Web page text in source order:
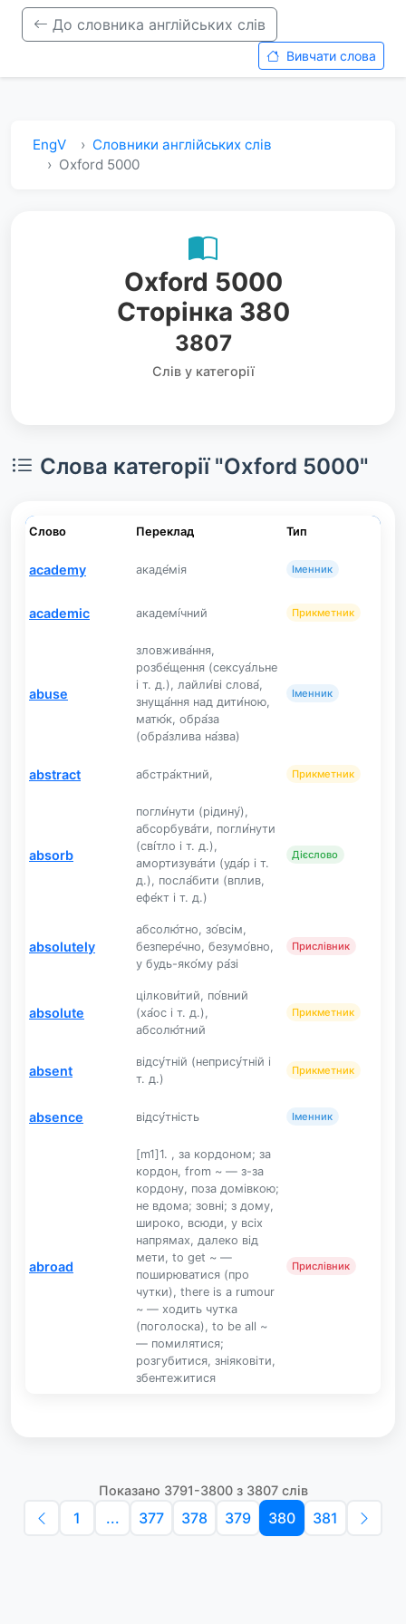
До словника англійських слів
Вивчати слова
EngV
Словники англійських слів
Oxford 5000
Oxford 5000
Сторінка 380
3807
Слів у категорії
Слова категорії "Oxford 5000"
Слово Переклад Тип
academy акаде́мія Іменник
academic академі́чний Прикметник
abuse
зловжива́ння,
розбе́щення (сексуа́льне
і т. д.), лайли́ві слова́,
знуща́ння над дити́ною,
матю́к, обра́за
(обра́злива на́зва)
Іменник
abstract абстра́ктний, Прикметник
absorb
погли́нути (рідину́),
абсорбува́ти, погли́нути
(сві́тло і т. д.),
амортизува́ти (уда́р і т.
д.), посла́бити (вплив,
ефе́кт і т. д.)
Дієслово
absolutely
абсолю́тно, зо́всім,
безпере́чно, безумо́вно,
у будь-яко́му ра́зі
Прислівник
absolute
цілкови́тий, по́вний
(ха́ос і т. д.),
абсолю́тний
Прикметник
absent
відсу́тній (непрису́тній і
т. д.)
Прикметник
absence відсу́тність Іменник
abroad
[m1]1. , за кордоном; за
кордон, from ~ — з-за
кордону, поза домівкою;
не вдома; зовні; з дому,
широко, всюди, у всіх
напрямах, далеко від
мети, to get ~ —
поширюватися (про
чутки), there is a rumour
~ — ходить чутка
(поголоска), to be all ~
— помилятися;
розгубитися, зніяковіти,
збентежитися
Прислівник
Показано 3791-3800 з 3807 слів
1 ... 377 378 379 380 381